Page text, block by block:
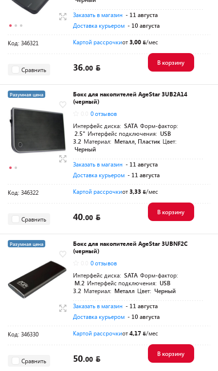
Заказать в магазин - 11 августа
Доставка курьером - 10 августа
Код: 346321 Картой рассрочкиот3,00 /мес
Сравнить 36.00
В корзину
Разумная цена
Бокс для накопителей AgeStar 3UB2A14
(черный)
0 отзывов
Интерфейс диска: SATA Форм-фактор:
2.5" Интерфейс подключения: USB
3.2 Материал: Металл, Пластик Цвет:
Черный
Заказать в магазин - 11 августа
Доставка курьером - 11 августа
Код: 346322 Картой рассрочкиот3,33 /мес
Сравнить 40.00
В корзину
Разумная цена
Бокс для накопителей AgeStar 3UBNF2C
(черный)
0 отзывов
Интерфейс диска: SATA Форм-фактор:
M.2 Интерфейс подключения: USB
3.2 Материал: Металл Цвет: Черный
Заказать в магазин - 11 августа
Доставка курьером - 10 августа
Код: 346330 Картой рассрочкиот4,17 /мес
Сравнить 50.00
В корзину